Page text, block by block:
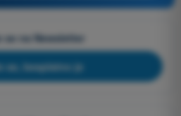
se na Newsletter
se, besplatno je